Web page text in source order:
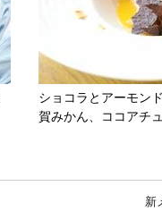
ショコラとアーモン
賀みかん、ココアチ
新